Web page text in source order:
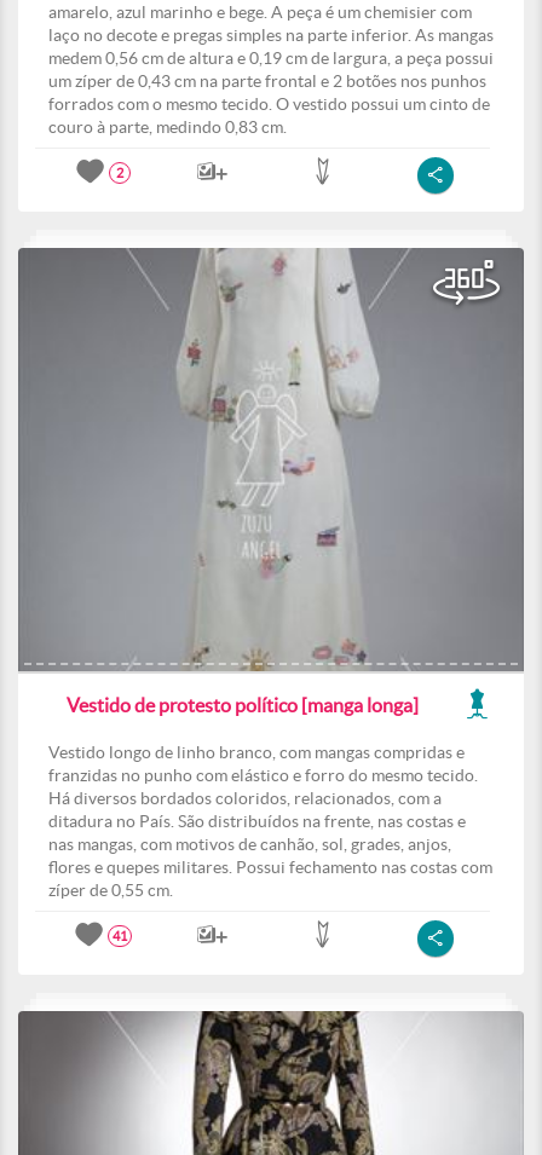
amarelo, azul marinho e bege. A peça é um chemisier com
laço no decote e pregas simples na parte inferior. As mangas
medem 0,56 cm de altura e 0,19 cm de largura, a peça possui
um zíper de 0,43 cm na parte frontal e 2 botões nos punhos
forrados com o mesmo tecido. O vestido possui um cinto de
couro à parte, medindo 0,83 cm.
2
Vestido de protesto político [manga longa]
Vestido longo de linho branco, com mangas compridas e
franzidas no punho com elástico e forro do mesmo tecido.
Há diversos bordados coloridos, relacionados, com a
ditadura no País. São distribuídos na frente, nas costas e
nas mangas, com motivos de canhão, sol, grades, anjos,
flores e quepes militares. Possui fechamento nas costas com
zíper de 0,55 cm.
41